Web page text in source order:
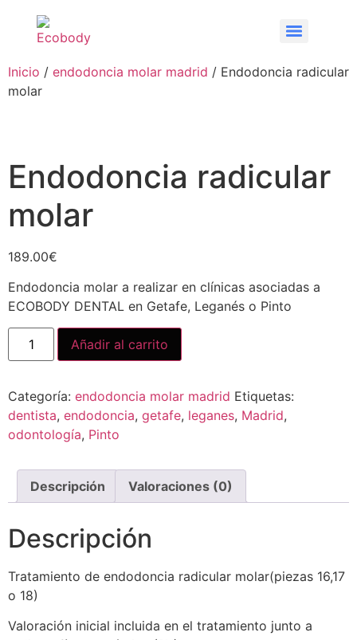
Inicio / endodoncia molar madrid / Endodoncia radicular
molar
Endodoncia radicular
molar
189.00€
Endodoncia molar a realizar en clínicas asociadas a
ECOBODY DENTAL en Getafe, Leganés o Pinto
Añadir al carrito
Categoría: endodoncia molar madrid Etiquetas:
dentista, endodoncia, getafe, leganes, Madrid,
odontología, Pinto
Descripción Valoraciones (0)
Descripción
Tratamiento de endodoncia radicular molar(piezas 16,17
o 18)
Valoración inicial incluida en el tratamiento junto a